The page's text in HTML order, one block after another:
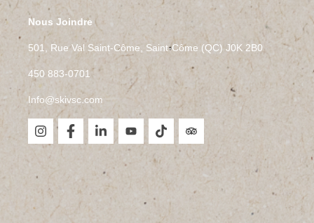
Nous Joindre
501, Rue Val Saint-Côme, Saint-Côme (QC) J0K 2B0
450 883-0701
Info@skivsc.com